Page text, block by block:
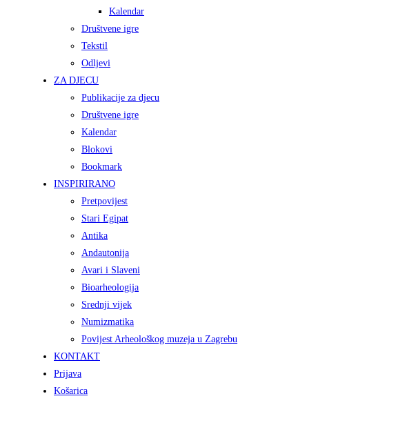
Kalendar
Društvene igre
Tekstil
Odljevi
ZA DJECU
Publikacije za djecu
Društvene igre
Kalendar
Blokovi
Bookmark
INSPIRIRANO
Pretpovijest
Stari Egipat
Antika
Andautonija
Avari i Slaveni
Bioarheologija
Srednji vijek
Numizmatika
Povijest Arheološkog muzeja u Zagrebu
KONTAKT
Prijava
Košarica